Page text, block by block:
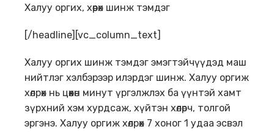
Халуу оргих, хөөрөх шинж тэмдэг
[/headline][vc_column_text]
Халуу оргих шинж тэмдэг эмэгтэйчүүдэд маш
нийтлэг хэлбэрээр илэрдэг шинж. Халуу оргиж
хөлрөх нь цөөхөн минут үргэлжлэх ба үүнтэй хамт
зүрхний хэм хурдсаж, хүйтэн хөлөрч, толгой
эргэнэ. Халуу оргиж хөлрөх 7 хоног 1 удаа эсвэл